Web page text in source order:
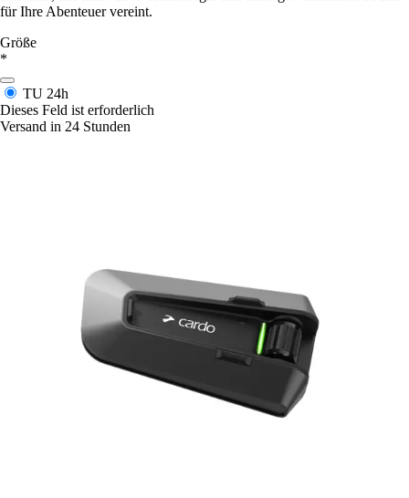
für Ihre Abenteuer vereint.
Größe
*
TU 24h
Dieses Feld ist erforderlich
Versand in 24 Stunden